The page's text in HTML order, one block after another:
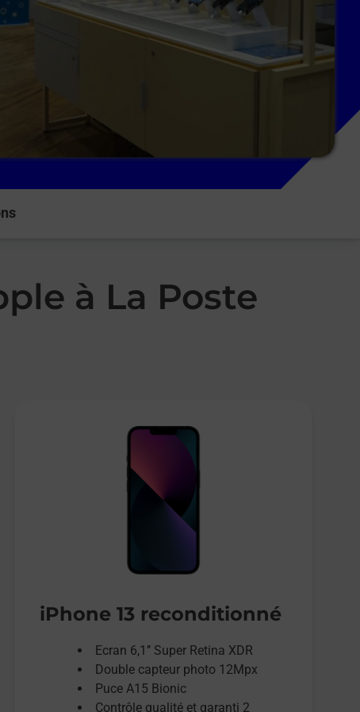
à La Poste
iPhone 13 reconditionné
Ecran 6,1’’ Super Retina XDR
Double capteur photo 12Mpx
Puce A15 Bionic
Contrôle qualité et garanti 2